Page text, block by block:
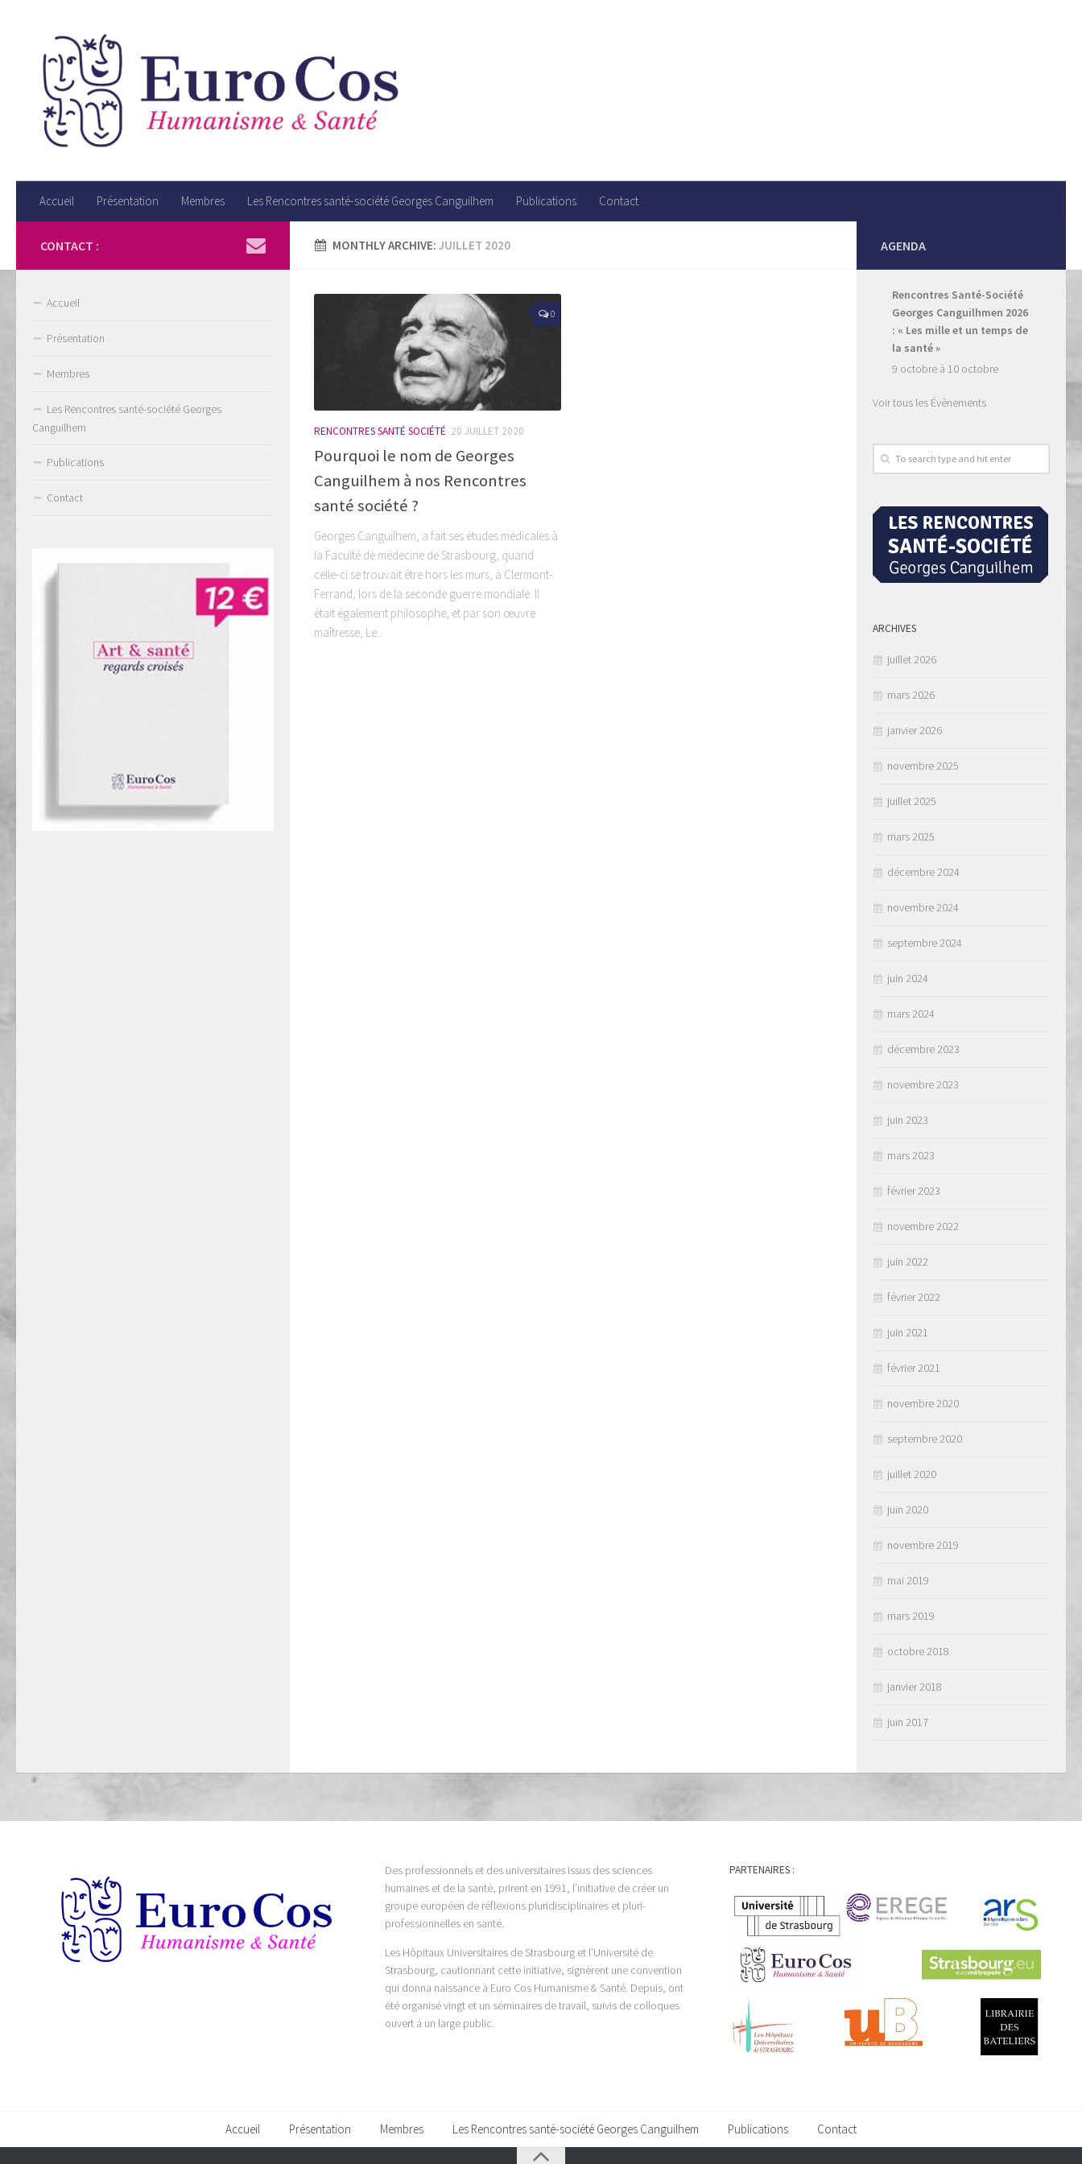
Accueil Présentation Membres Les Rencontres santé-société Georges Canguilhem Publications Contact
MONTHLY ARCHIVE:JUILLET 2020
0
RENCONTRES SANTÉ SOCIÉTÉ 20 JUILLET 2020
Pourquoi le nom de Georges
Canguilhem à nos Rencontres
santé société ?
Georges Canguilhem, a fait ses études médicales à
la Faculté de médecine de Strasbourg, quand
celle-ci se trouvait être hors les murs, à Clermont-
Ferrand, lors de la seconde guerre mondiale. Il
était également philosophe, et par son œuvre
maîtresse, Le...
CONTACT :
Accueil
Présentation
Membres
Les Rencontres santé-société Georges
Canguilhem
Publications
Contact
AGENDA
Rencontres Santé-Société
Georges Canguilhmen 2026
: « Les mille et un temps de
la santé »
9 octobre à 10 octobre
Voir tous les Évènements
ARCHIVES
juillet 2026
mars 2026
janvier 2026
novembre 2025
juillet 2025
mars 2025
décembre 2024
novembre 2024
septembre 2024
juin 2024
mars 2024
décembre 2023
novembre 2023
juin 2023
mars 2023
février 2023
novembre 2022
juin 2022
février 2022
juin 2021
février 2021
novembre 2020
septembre 2020
juillet 2020
juin 2020
novembre 2019
mai 2019
mars 2019
octobre 2018
janvier 2018
juin 2017
Des professionnels et des universitaires issus des sciences
humaines et de la santé, prirent en 1991, l’initiative de créer un
groupe européen de réflexions pluridisciplinaires et pluri-
professionnelles en santé.
Les Hôpitaux Universitaires de Strasbourg et l’Université de
Strasbourg, cautionnant cette initiative, signèrent une convention
qui donna naissance à Euro Cos Humanisme & Santé. Depuis, ont
été organisé vingt et un séminaires de travail, suivis de colloques
ouvert à un large public.
PARTENAIRES :
Accueil Présentation Membres Les Rencontres santé-société Georges Canguilhem Publications Contact